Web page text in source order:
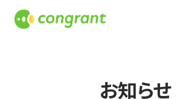
お知らせ